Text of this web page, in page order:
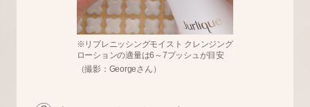
※リプレニッシングモイスト クレンジング
ローションの適量は6～7プッシュが目安
（撮影：Georgeさん）